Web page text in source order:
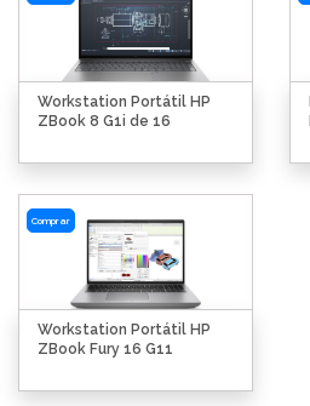
Workstation Portátil HP
ZBook 8 G1i de 16
Comprar
Workstation Portátil HP
ZBook Fury 16 G11